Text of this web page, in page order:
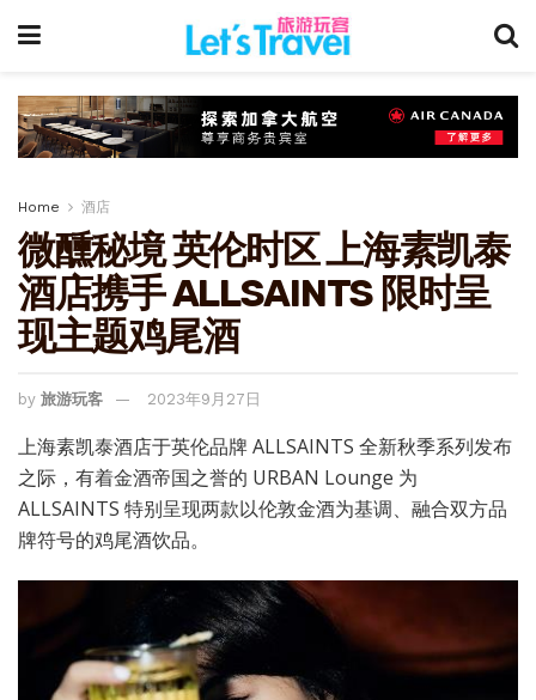
Home 酒店
微醺秘境 英伦时区 上海素凯泰
酒店携手 ALLSAINTS 限时呈
现主题鸡尾酒
by 旅游玩客 2023年9月27日
上海素凯泰酒店于英伦品牌 ALLSAINTS 全新秋季系列发布
之际，有着金酒帝国之誉的 URBAN Lounge 为
ALLSAINTS 特别呈现两款以伦敦金酒为基调、融合双方品
牌符号的鸡尾酒饮品。